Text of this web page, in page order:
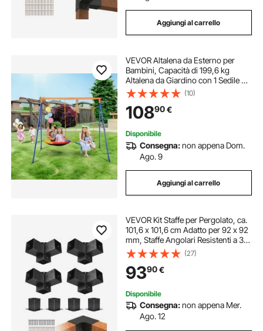
Aggiungi al carrello
VEVOR Altalena da Esterno per
Bambini, Capacità di 199,6 kg
Altalena da Giardino con 1 Sedile da
Altalena a Piattino, 1 Sedile da
Altalena con Cintura, con Telaio ad
A Resistente e Corda Regolabile
(10)
10890€
Disponibile
Consegna:non appena Dom.
Ago. 9
Aggiungi al carrello
VEVOR Kit Staffe per Pergolato, ca.
101,6 x 101,6 cm Adatto per 92 x 92
mm, Staffe Angolari Resistenti a 3
Vie, Kit Base per Pali in Legno, Travi
in Legno di Facile Installazione per
Gazebo, Baita
(27)
9390€
Disponibile
Consegna:non appena Mer.
Ago. 12